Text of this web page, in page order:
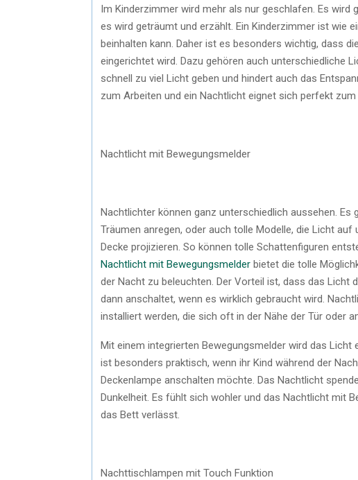
Im Kinderzimmer wird mehr als nur geschlafen. Es wird
es wird geträumt und erzählt. Ein Kinderzimmer ist wie
beinhalten kann. Daher ist es besonders wichtig, dass
eingerichtet wird. Dazu gehören auch unterschiedliche
schnell zu viel Licht geben und hindert auch das
zum Arbeiten und ein Nachtlicht eignet sich perfekt zum
Nachtlicht mit Bewegungsmelder
Nachtlichter können ganz unterschiedlich aussehen. Es
Träumen anregen, oder auch tolle Modelle, die Licht
Decke projizieren. So können tolle Schattenfiguren
Nachtlicht mit Bewegungsmelder bietet die tolle
der Nacht zu beleuchten. Der Vorteil ist, dass das Licht
dann anschaltet, wenn es wirklich gebraucht wird.
installiert werden, die sich oft in der Nähe der Tür oder
Mit einem integrierten Bewegungsmelder wird das
ist besonders praktisch, wenn ihr Kind während der
Deckenlampe anschalten möchte. Das Nachtlicht
Dunkelheit. Es fühlt sich wohler und das Nachtlicht mit
das Bett verlässt.
Nachttischlampen mit Touch Funktion